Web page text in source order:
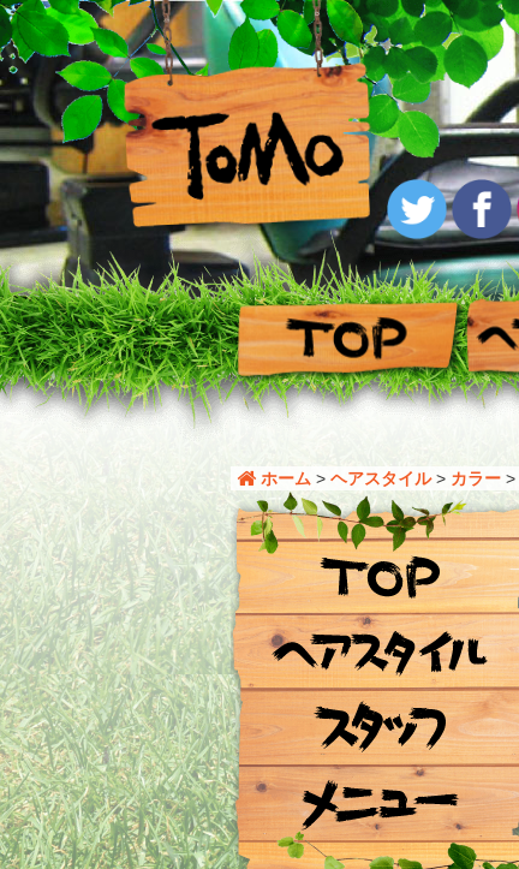
ホーム > ヘアスタイル> カラー >